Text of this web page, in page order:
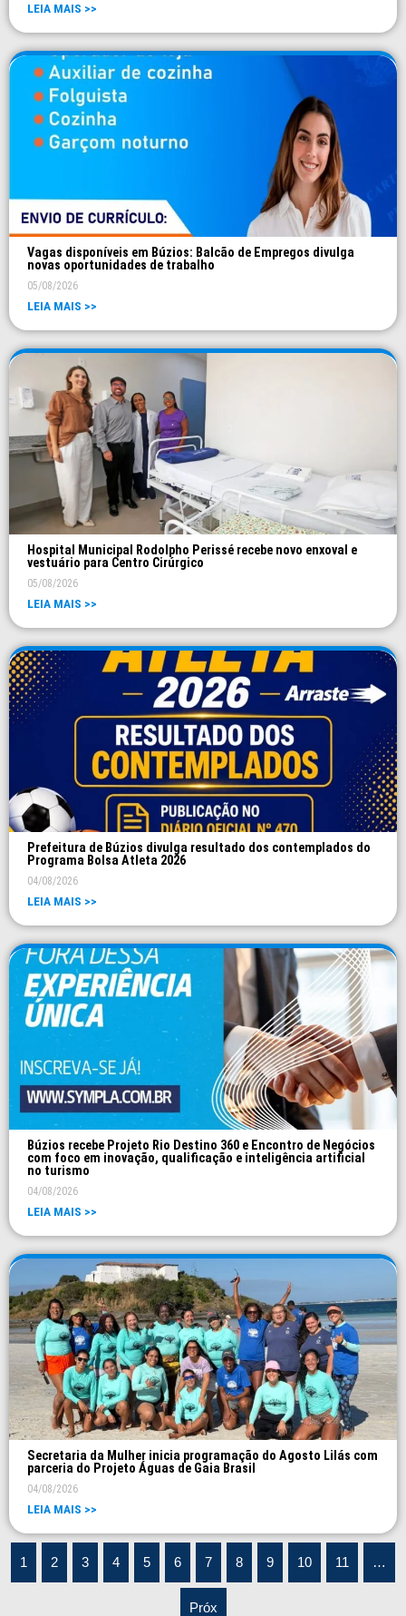
LEIA MAIS >>
Vagas disponíveis em Búzios: Balcão de Empregos divulga
novas oportunidades de trabalho
05/08/2026
LEIA MAIS >>
Hospital Municipal Rodolpho Perissé recebe novo enxoval e
vestuário para Centro Cirúrgico
05/08/2026
LEIA MAIS >>
Prefeitura de Búzios divulga resultado dos contemplados do
Programa Bolsa Atleta 2026
04/08/2026
LEIA MAIS >>
Búzios recebe Projeto Rio Destino 360 e Encontro de Negócios
com foco em inovação, qualificação e inteligência artificial
no turismo
04/08/2026
LEIA MAIS >>
Secretaria da Mulher inicia programação do Agosto Lilás com
parceria do Projeto Águas de Gaia Brasil
04/08/2026
LEIA MAIS >>
1 2 3 4 5 6 7 8 9 10 11 …
Próx